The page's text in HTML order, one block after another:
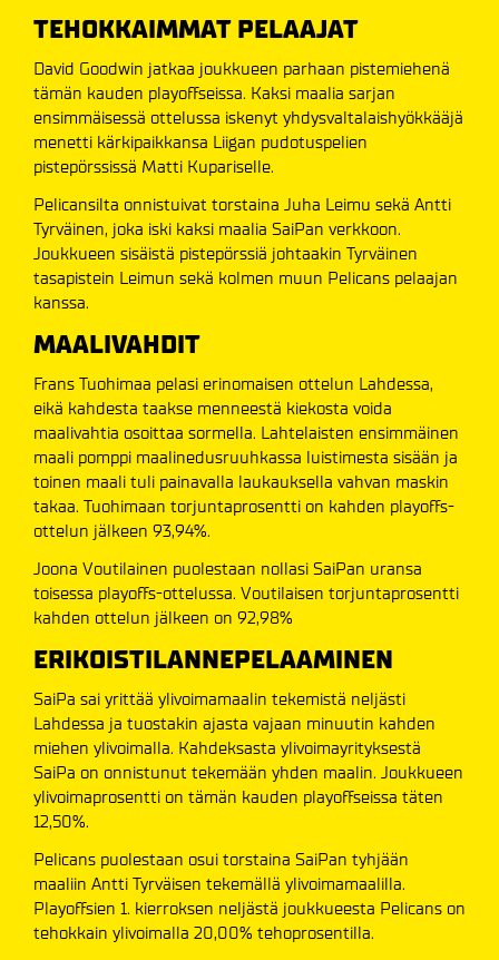
TEHOKKAIMMAT PELAAJAT
David Goodwin jatkaa joukkueen parhaan pistemiehenä
tämän kauden playoffseissa. Kaksi maalia sarjan
ensimmäisessä ottelussa iskenyt yhdysvaltalaishyökkääjä
menetti kärkipaikkansa Liigan pudotuspelien
pistepörssissä Matti Kupariselle.
Pelicansilta onnistuivat torstaina Juha Leimu sekä Antti
Tyrväinen, joka iski kaksi maalia SaiPan verkkoon.
Joukkueen sisäistä pistepörssiä johtaakin Tyrväinen
tasapistein Leimun sekä kolmen muun Pelicans pelaajan
kanssa.
MAALIVAHDIT
Frans Tuohimaa pelasi erinomaisen ottelun Lahdessa,
eikä kahdesta taakse menneestä kiekosta voida
maalivahtia osoittaa sormella. Lahtelaisten ensimmäinen
maali pomppi maalinedusruuhkassa luistimesta sisään ja
toinen maali tuli painavalla laukauksella vahvan maskin
takaa. Tuohimaan torjuntaprosentti on kahden playoffs-
ottelun jälkeen 93,94%.
Joona Voutilainen puolestaan nollasi SaiPan uransa
toisessa playoffs-ottelussa. Voutilaisen torjuntaprosentti
kahden ottelun jälkeen on 92,98%
ERIKOISTILANNEPELAAMINEN
SaiPa sai yrittää ylivoimamaalin tekemistä neljästi
Lahdessa ja tuostakin ajasta vajaan minuutin kahden
miehen ylivoimalla. Kahdeksasta ylivoimayrityksestä
SaiPa on onnistunut tekemään yhden maalin. Joukkueen
ylivoimaprosentti on tämän kauden playoffseissa täten
12,50%.
Pelicans puolestaan osui torstaina SaiPan tyhjään
maaliin Antti Tyrväisen tekemällä ylivoimamaalilla.
Playoffsien 1. kierroksen neljästä joukkueesta Pelicans on
tehokkain ylivoimalla 20,00% tehoprosentilla.